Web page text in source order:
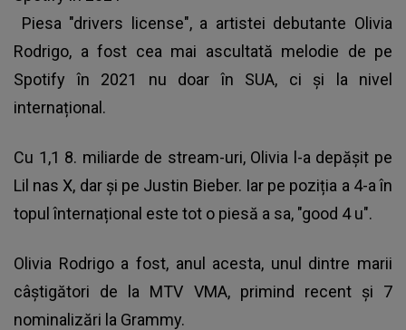
Piesa "drivers license", a artistei debutante Olivia
Rodrigo, a fost cea mai ascultată melodie de pe
Spotify în 2021 nu doar în SUA, ci și la nivel
internațional.
Cu 1,1 8. miliarde de stream-uri, Olivia l-a depășit pe
Lil nas X, dar și pe Justin Bieber. Iar pe poziția a 4-a în
topul înternațional este tot o piesă a sa, "good 4 u".
Olivia Rodrigo a fost, anul acesta, unul dintre marii
câștigători de la MTV VMA, primind recent și 7
nominalizări la Grammy.